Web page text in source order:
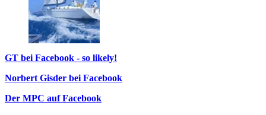
GT bei Facebook - so likely!
Norbert Gisder bei Facebook
Der MPC auf Facebook